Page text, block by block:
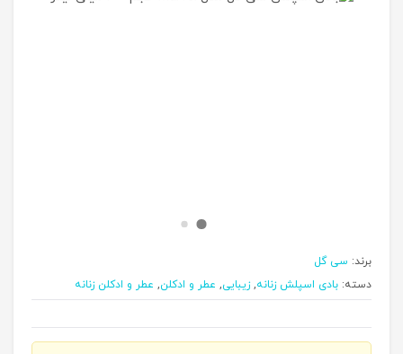
برند: سی گل
دسته: بادی اسپلش زنانه, زیبایی, عطر و ادکلن, عطر و ادکلن زنانه